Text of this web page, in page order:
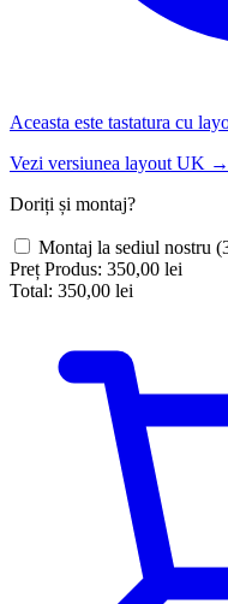
Aceasta este tastatura cu
Vezi versiunea layout UK →
Doriți și montaj?
Montaj la sediul nostru
Preț Produs: 350,00 lei
Total: 350,00 lei